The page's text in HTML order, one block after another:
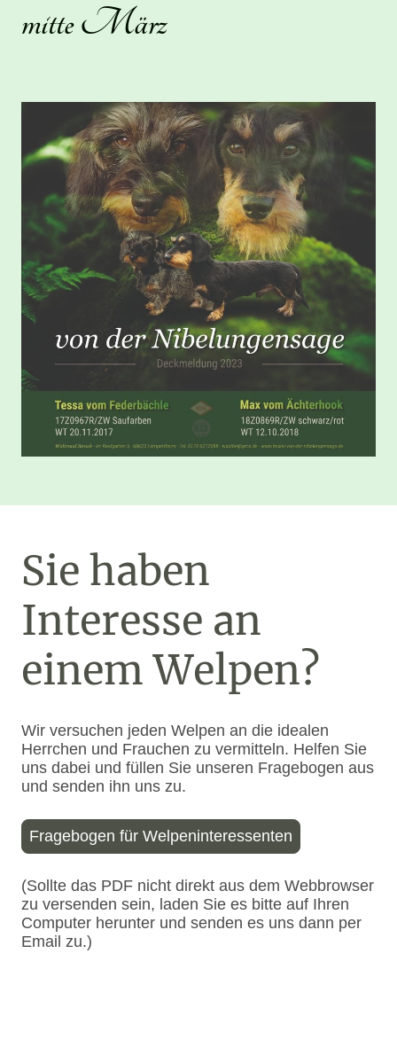
mitte März
Sie haben
Interesse an
einem Welpen?
Wir versuchen jeden Welpen an die idealen
Herrchen und Frauchen zu vermitteln. Helfen Sie
uns dabei und füllen Sie unseren Fragebogen aus
und senden ihn uns zu.
Fragebogen für Welpeninteressenten
(Sollte das PDF nicht direkt aus dem Webbrowser
zu versenden sein, laden Sie es bitte auf Ihren
Computer herunter und senden es uns dann per
Email zu.)